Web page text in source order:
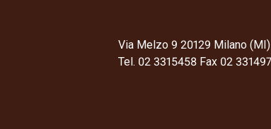
Via Melzo 9 20129 Milano (MI)
Tel. 02 3315458 Fax 02